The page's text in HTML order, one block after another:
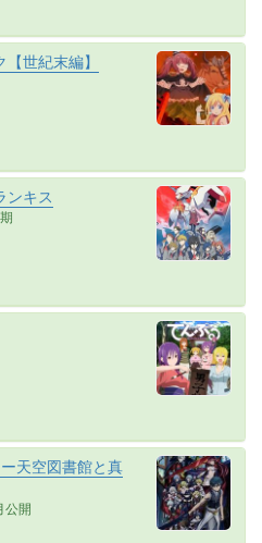
世紀末編】
ンキス
天空図書館と真
公開